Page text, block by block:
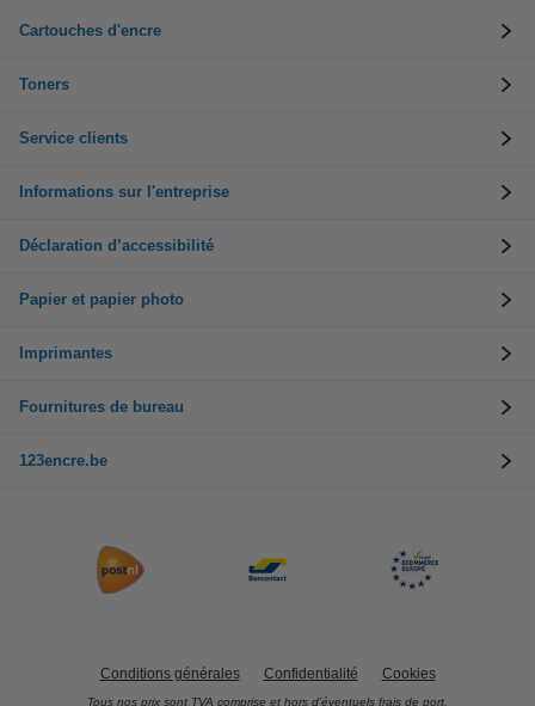
Cartouches d'encre
Toners
Service clients
Informations sur l'entreprise
Déclaration d’accessibilité
Papier et papier photo
Imprimantes
Fournitures de bureau
123encre.be
Conditions générales Confidentialité Cookies
Tous nos prix sont TVA comprise et hors d’éventuels frais de port.